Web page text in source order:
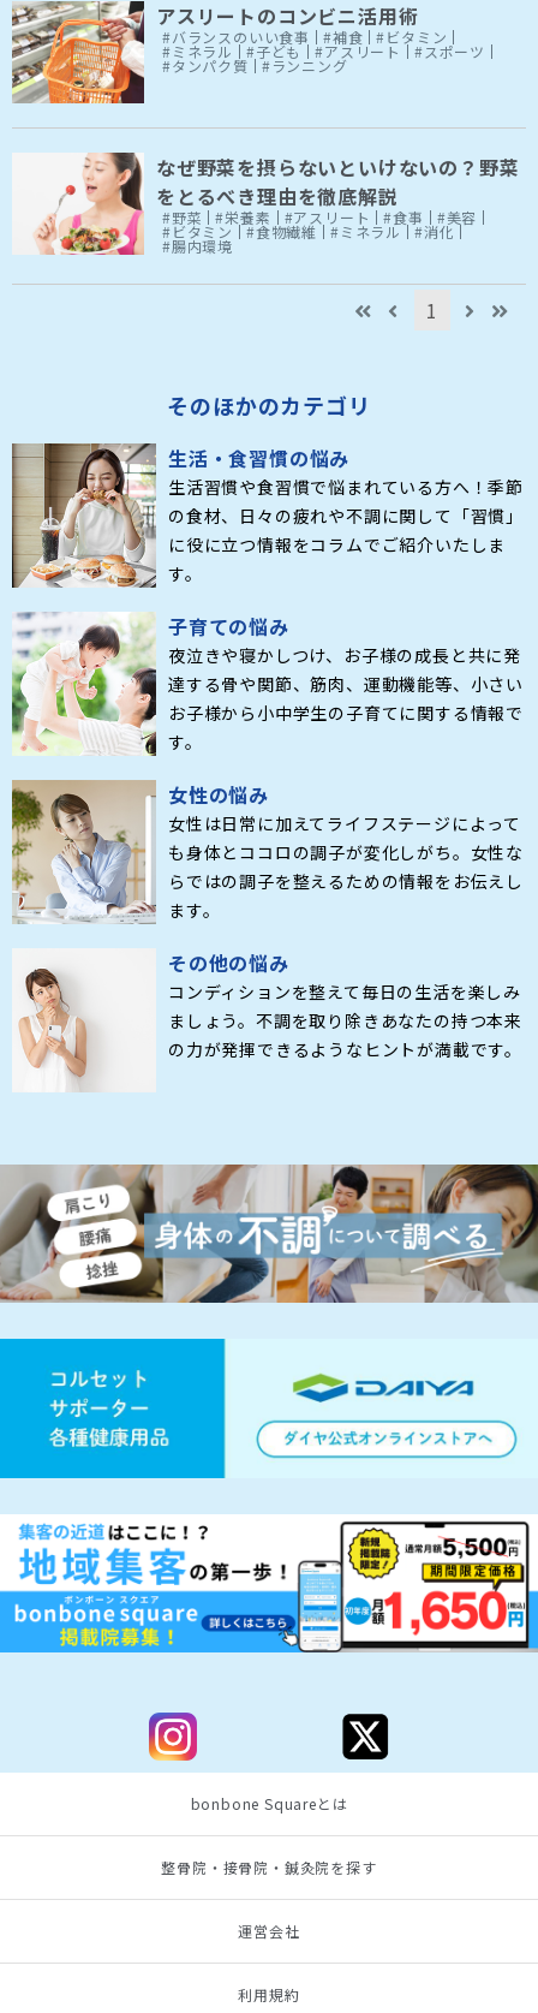
アスリートのコンビニ活用術
#バランスのいい食事 #補食 #ビタミン
#ミネラル #子ども #アスリート #スポーツ
#タンパク質 #ランニング
なぜ野菜を摂らないといけないの？野菜
をとるべき理由を徹底解説
#野菜 #栄養素 #アスリート #食事 #美容
#ビタミン #食物繊維 #ミネラル #消化
#腸内環境
1
そのほかのカテゴリ
生活・食習慣の悩み
生活習慣や食習慣で悩まれている方へ！季節
の食材、日々の疲れや不調に関して「習慣」
に役に立つ情報をコラムでご紹介いたしま
す。
子育ての悩み
夜泣きや寝かしつけ、お子様の成長と共に発
達する骨や関節、筋肉、運動機能等、小さい
お子様から小中学生の子育てに関する情報で
す。
女性の悩み
女性は日常に加えてライフステージによって
も身体とココロの調子が変化しがち。女性な
らではの調子を整えるための情報をお伝えし
ます。
その他の悩み
コンディションを整えて毎日の生活を楽しみ
ましょう。不調を取り除きあなたの持つ本来
の力が発揮できるようなヒントが満載です。
bonbone Squareとは
整骨院・接骨院・鍼灸院を探す
運営会社
利用規約